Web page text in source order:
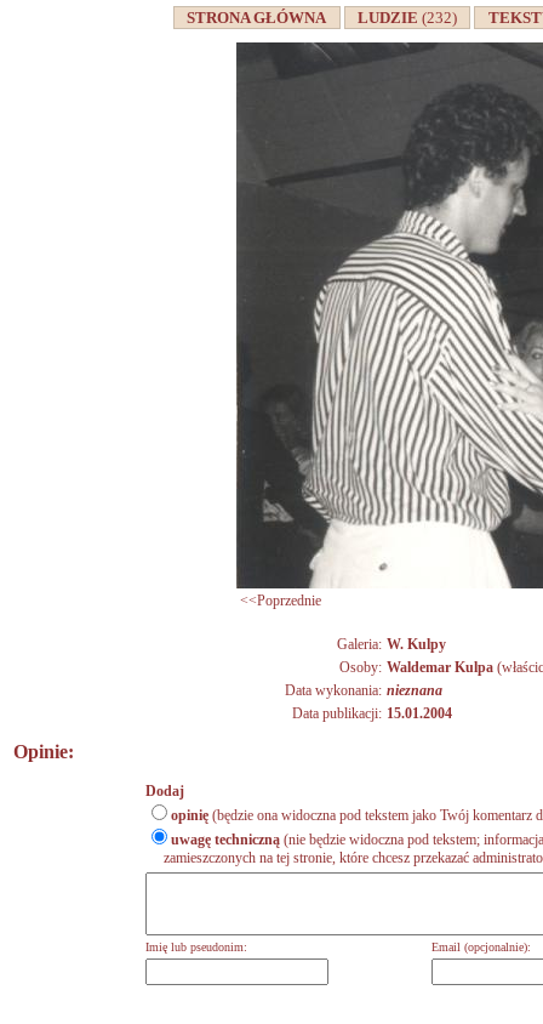
STRONA GŁÓWNA LUDZIE(232)
<<Poprzednie
Galeria: W. Kulpy
Osoby: Waldemar Kulpa
Data wykonania: nieznana
Data publikacji: 15.01.2004
Opinie:
Dodaj
opinię (będzie ona widoczna pod tekstem jako Twój komentarz
uwagę techniczną (nie będzie widoczna pod tekstem;
zamieszczonych na tej stronie, które chcesz przekazać
Imię lub pseudonim: Email (opcjonalnie):